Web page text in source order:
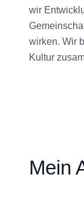
wir
wirken. Wir
Kultur
Mein